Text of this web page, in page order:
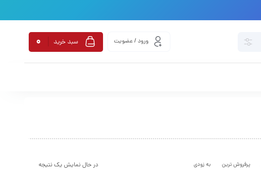
ورود / عضویت سبد خرید 0
در حال نمایش یک نتیجه پرفروش ترین به زودی